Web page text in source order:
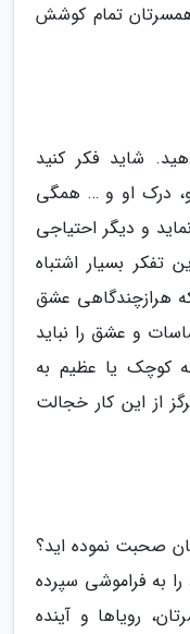
تمام کوشش
شاید فکر کنید
درک او و … همگی
و دیگر احتیاجی
بسیار اشتباه
هرازچندگاهی عشق
و عشق را نباید
کوچک یا عظیم به
از این کار خجالت
صحبت نموده اید؟
به فراموشی سپرده
رویاها و آینده